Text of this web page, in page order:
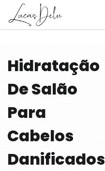
Hidratação
De Salão
Para
Cabelos
Danificados